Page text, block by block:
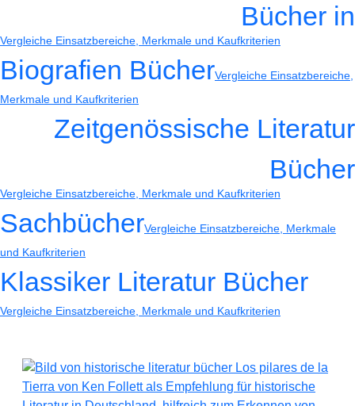
Bücher in
Vergleiche Einsatzbereiche, Merkmale und Kaufkriterien
Biografien BücherVergleiche Einsatzbereiche,
Merkmale und Kaufkriterien
Zeitgenössische Literatur
Bücher
Vergleiche Einsatzbereiche, Merkmale und Kaufkriterien
SachbücherVergleiche Einsatzbereiche, Merkmale
und Kaufkriterien
Klassiker Literatur Bücher
Vergleiche Einsatzbereiche, Merkmale und Kaufkriterien